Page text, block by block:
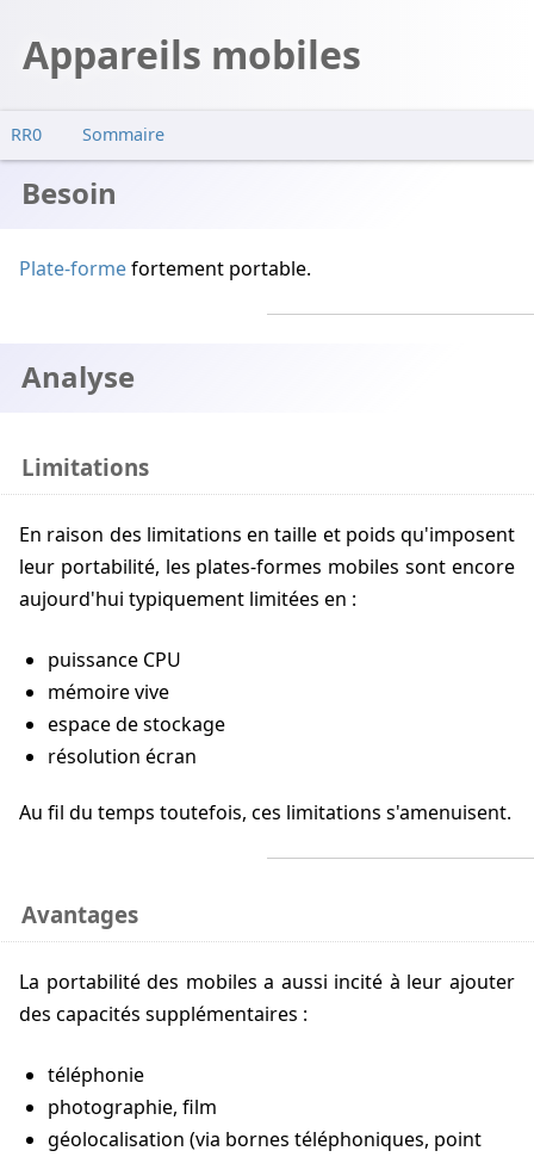
Appareils mobiles
RR0 Sommaire
Besoin
Analyse
Avantages
Exemples
Besoin
Plate-formefortement portable.
Analyse
Limitations
En raison des limitations en taille et poids qu'imposent
leur portabilité, les plates-formes mobiles sont encore
aujourd'hui typiquement limitées en :
puissance CPU
mémoire vive
espace de stockage
résolution écran
Au fil du temps toutefois, ces limitations s'amenuisent.
Avantages
La portabilité des mobiles a aussi incité à leur ajouter
des capacités supplémentaires :
téléphonie
photographie, film
géolocalisation (via bornes téléphoniques, point